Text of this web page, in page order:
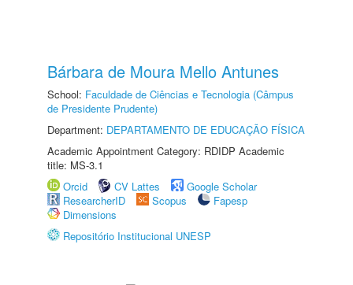
Bárbara de Moura Mello Antunes
School: Faculdade de Ciências e Tecnologia (Câmpus
de Presidente Prudente)
Department: DEPARTAMENTO DE EDUCAÇÃO FÍSICA
Academic Appointment Category: RDIDP Academic
title: MS-3.1
Orcid
CV Lattes
Google Scholar
ResearcherID
Scopus
Fapesp
Dimensions
Repositório Institucional UNESP